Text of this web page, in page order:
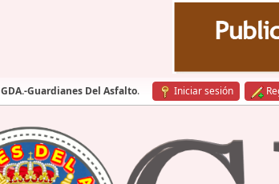
GDA.-Guardianes Del Asfalto. Iniciar sesión